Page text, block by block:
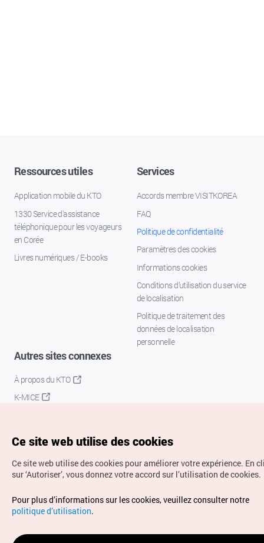
Ressources utiles
Application mobile du KTO
1330 Service d'assistance
téléphonique pour les voyageurs
en Corée
Livres numériques / E-books
Services
Accords membre VISITKOREA
FAQ
Politique de confidentialité
Paramètres des cookies
Informations cookies
Conditions d’utilisation du service
de localisation
Politique de traitement des
données de localisation
personnelle
Autres sites connexes
À propos du KTO
K-MICE
Droits d’auteur (c) Office National du Tourisme en Corée.
Tous droits réservés.
Pour les rapports d'erreurs et demandes de renseignements,
adressez vos demandes à
Ce site web utilise des cookies
Ce site web utilise des cookies pour améliorer votre expérience. En
sur ‘Autoriser’, vous donnez votre accord sur l’utilisation de cookies.
Pour plus d’informations sur les cookies, veuillez consulter notre
politique d’utilisation.